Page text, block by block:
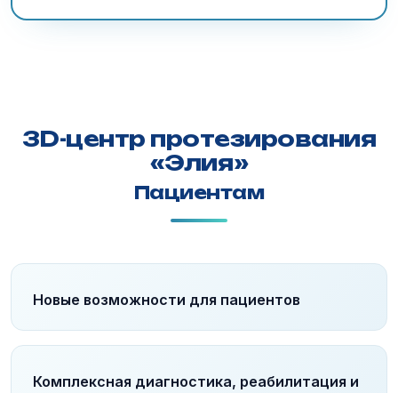
3D-центр протезирования
«Элия»
Пациентам
Новые возможности для пациентов
Комплексная диагностика, реабилитация и